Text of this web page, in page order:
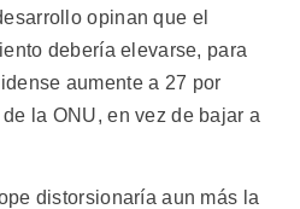
opinan que el
debería elevarse, para
aumente a 27 por
la ONU, en vez de bajar a
distorsionaría aun más la